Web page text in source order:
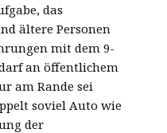
das
ältere Personen
mit dem 9-
an öffentlichem
am Rande sei
soviel Auto wie
der